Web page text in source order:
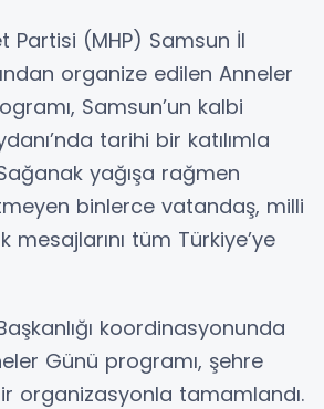
Partisi (MHP) Samsun İl
organize edilen Anneler
Samsun’un kalbi
tarihi bir katılımla
yağışa rağmen
binlerce vatandaş, milli
mesajlarını tüm Türkiye’ye
koordinasyonunda
Günü programı, şehre
organizasyonla tamamlandı.